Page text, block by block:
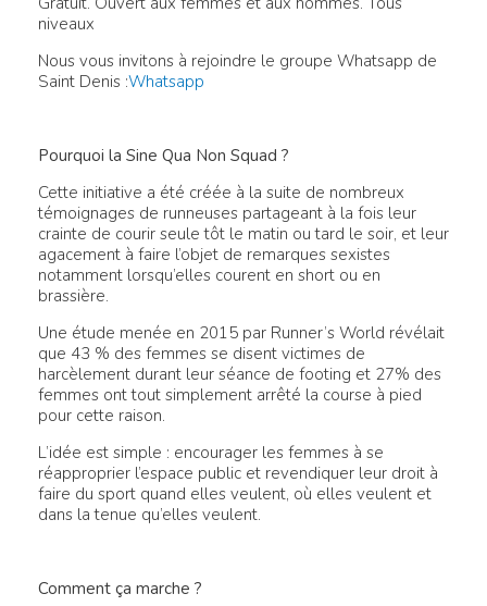
niveaux
Nous vous invitons à rejoindre le groupe Whatsapp de
Saint Denis :Whatsapp
Pourquoi la Sine Qua Non Squad ?
Cette initiative a été créée à la suite de nombreux
témoignages de runneuses partageant à la fois leur
crainte de courir seule tôt le matin ou tard le soir, et leur
agacement à faire l’objet de remarques sexistes
notamment lorsqu’elles courent en short ou en
brassière.
Une étude menée en 2015 par Runner’s World révélait
que 43 % des femmes se disent victimes de
harcèlement durant leur séance de footing et 27% des
femmes ont tout simplement arrêté la course à pied
pour cette raison.
L’idée est simple : encourager les femmes à se
réapproprier l’espace public et revendiquer leur droit à
faire du sport quand elles veulent, où elles veulent et
dans la tenue qu’elles veulent.
Comment ça marche ?